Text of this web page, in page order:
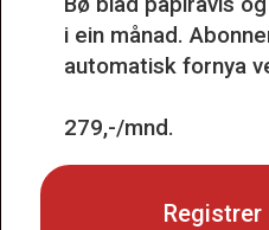
Bø blad papiravis
i ein månad.
automatisk fornya
279,-/mnd.